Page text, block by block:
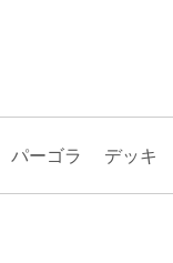
パーゴラ デッキ